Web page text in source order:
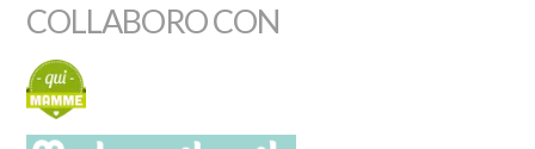
COLLABORO CON